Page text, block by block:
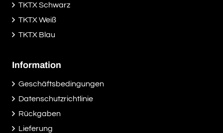
TKTX Schwarz
TKTX Weiß
TKTX Blau
Information
Geschäftsbedingungen
Datenschutzrichtlinie
Rückgaben
Lieferung